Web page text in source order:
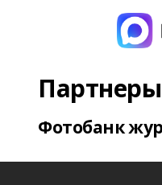
Партнеры
Фотобанк